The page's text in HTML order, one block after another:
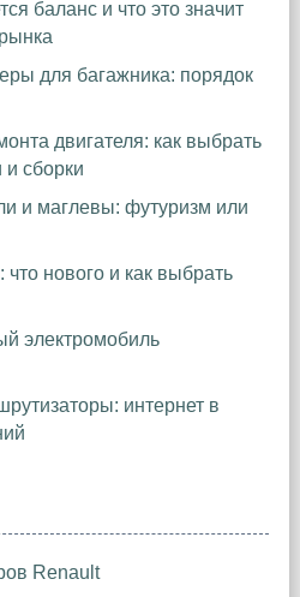
баланс и что это значит
для багажника: порядок
двигателя: как выбрать
сборки
и маглевы: футуризм или
нового и как выбрать
электромобиль
интернет в
Renault